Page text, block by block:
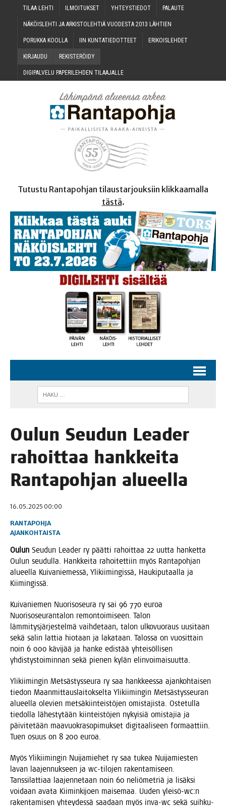
TILAA LEH­TI ILMOI­TUK­SET YHTEYS­TIE­DOT PALAU­TE
NÄKÖIS­LEH­TI JA ARKIS­TO­LEH­TIÄ VUO­DES­TA 2013 LÄHTIEN
PORUK­KA KOOLLA IIN KUN­TA­TIE­DOT­TEET ERI­KOIS­LEH­DET
KIR­JAU­DU REKIS­TE­RÖI­DY
DIGI­PAL­VE­LU PAPE­RI­LEH­DEN TILAAJALLE
Tutustu Rantapohjan tilaustarjouksiin klikkaamalla
tästä.
Oulun Seu­dun Lea­der
rahoit­taa hank­kei­ta
Ran­ta­poh­jan alueella
16.05.2025 00:00
RANTAPOHJA
AJANKOHTAISTA
Oulun Seu­dun Lea­der ry päät­ti rahoit­taa 22 uut­ta han­ket­ta
Oulun seu­dul­la. Hank­kei­ta rahoi­tet­tiin myös Ran­ta­poh­jan
alu­eel­la Kui­va­nie­mes­sä, Yli­kii­min­gis­sä, Hau­ki­pu­taal­la ja
Kiimingissä.
Kui­va­nie­men Nuo­ri­so­seu­ra ry sai 96 770 euroa
Nuo­ri­so­seu­ran­ta­lon remon­toi­mi­seen. Talon
läm­mi­tys­jär­jes­tel­mä vaih­de­taan, talon ulko­vuo­raus uusi­taan
sekä salin lat­tia hio­taan ja laka­taan. Talos­sa on vuo­sit­tain
noin 6 000 kävi­jää ja han­ke edis­tää yhtei­söl­li­sen
yhdis­tys­toi­min­nan sekä pie­nen kylän elinvoimaisuutta.
Yli­kii­min­gin Met­säs­tys­seu­ra ry saa hank­kees­sa ajan­koh­tai­sen
tie­don Maan­mit­taus­lai­tok­sel­ta Yli­kii­min­gin Met­säs­tys­seu­ran
alu­eel­la ole­vien met­sä­kiin­teis­tö­jen omis­ta­jis­ta. Oste­tul­la
tie­dol­la lähes­ty­tään kiin­teis­tö­jen nykyi­siä omis­ta­jia ja
päi­vi­te­tään maa­vuo­kra­so­pi­muk­set digi­taa­li­seen for­maat­tiin.
Tuen osuus on 8 200 euroa.
Myös Yli­kii­min­gin Nui­ja­mie­het ry saa tukea Nui­ja­mies­ten
lavan laa­jen­nuk­seen ja wc-tilo­jen raken­ta­mi­seen.
Tans­si­lat­ti­aa laa­jen­ne­taan noin 60 neliö­met­riä ja lisäk­si
voi­daan ava­ta Kii­min­ki­joen mai­se­maa. Uuden yleisö-wc:n
raken­ta­mi­sen yhtey­des­sä saa­daan myös inva-wc sekä suih­ku-